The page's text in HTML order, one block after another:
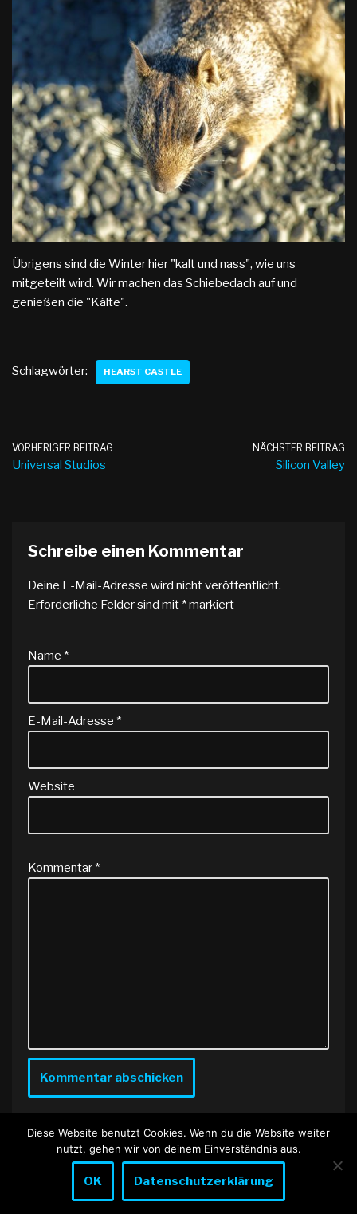
Übrigens sind die Winter hier "kalt und nass", wie uns
mitgeteilt wird. Wir machen das Schiebedach auf und
genießen die "Kälte".
Schlagwörter: HEARST CASTLE
VORHERIGER BEITRAG
Universal Studios
NÄCHSTER BEITRAG
Silicon Valley
Schreibe einen Kommentar
Deine E-Mail-Adresse wird nicht veröffentlicht.
Erforderliche Felder sind mit *markiert
Name *
E-Mail-Adresse *
Website
Kommentar *
Neve | Präsentiert vonWordPress
Diese Website benutzt Cookies. Wenn du die Website weiter
nutzt, gehen wir von deinem Einverständnis aus.
OK Datenschutzerklärung